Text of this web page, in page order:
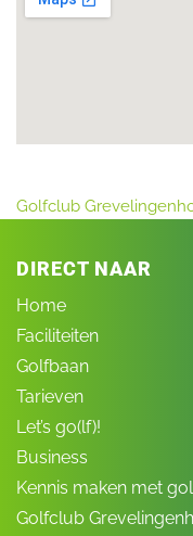
Golfclub
DIRECT NAAR
Home
Faciliteiten
Golfbaan
Tarieven
Let’s go(lf)!
Business
Kennis maken met
Golfclub